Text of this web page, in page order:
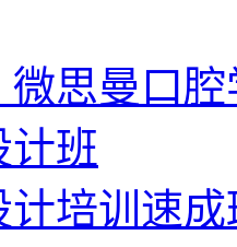
微思曼口
计班
计培训速成